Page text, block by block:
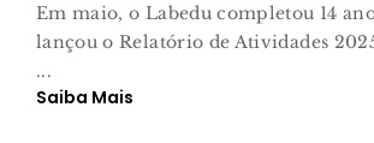
Em maio, o Labedu completou 14
lançou o Relatório de Atividades
...
Saiba Mais